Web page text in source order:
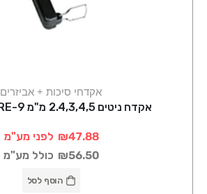
אקדחי סיכות + אביזרים
אקדח ניטים 2.4,3,4,5 מ"מ TRUPER RE-9
₪47.88 לפני מע"מ
₪56.50 כולל מע"מ
הוסף לסל